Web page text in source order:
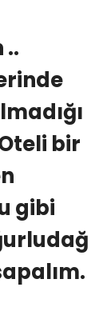
..
bir
gibi